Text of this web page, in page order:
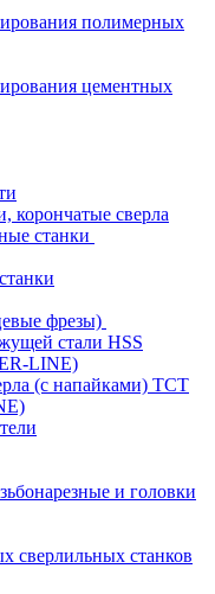
полимерных
цементных
корончатые сверла
станки
фрезы)
стали HSS
LINE)
(с напайками) ТСТ
и головки
сверлильных станков